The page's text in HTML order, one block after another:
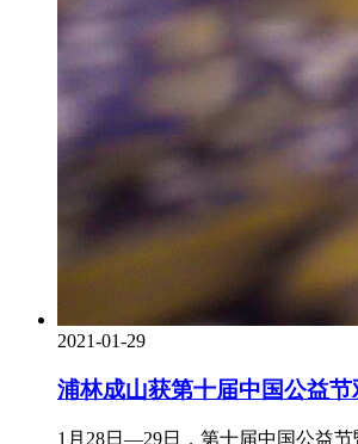
2021-01-29
浦林成山获第十届中国公益
1月28日—29日，第十届中国公益节